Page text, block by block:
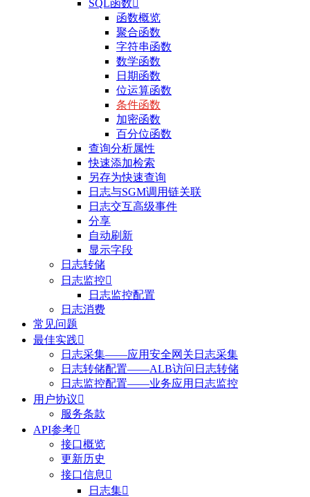
SQL函数
函数概览
聚合函数
字符串函数
数学函数
日期函数
位运算函数
条件函数
加密函数
百分位函数
查询分析属性
快速添加检索
另存为快速查询
日志与SGM调用链关联
日志交互高级事件
分享
自动刷新
显示字段
日志转储
日志监控
日志监控配置
日志消费
常见问题
最佳实践
日志采集——应用安全网关日志采集
日志转储配置——ALB访问日志转储
日志监控配置——业务应用日志监控
用户协议
服务条款
API参考
接口概览
更新历史
接口信息 
日志集